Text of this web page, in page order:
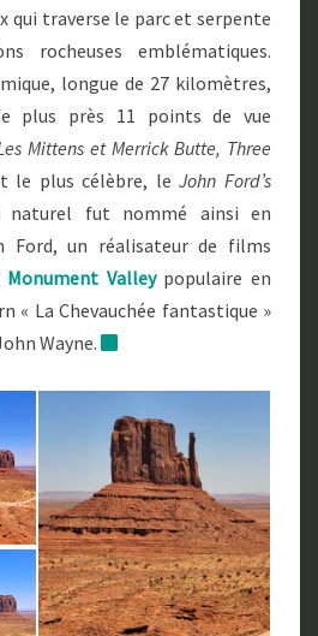
qui traverse le parc et serpente
rocheuses emblématiques.
longue de 27 kilomètres,
plus près 11 points de vue
Mittens et Merrick Butte, Three
le plus célèbre, le John Ford’s
naturel fut nommé ainsi en
Ford, un réalisateur de films
Monument Valleypopulaire en
« La Chevauchée fantastique »
Wayne.